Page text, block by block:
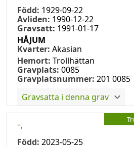
Född: 1929-09-22
Avliden: 1990-12-22
Gravsatt: 1991-01-17
HÅJUM
Kvarter: Akasian
Hemort: Trollhättan
Gravplats: 0085
Gravplatsnummer: 201 0085
Gravsatta i denna grav
-,
Född: 2023-05-25